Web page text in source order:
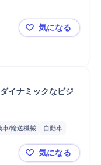
【日立で挑
気になる
イナミックなビジ
車/輸送機械
自動車
【次世代モ
気になる